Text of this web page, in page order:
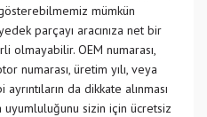
mümkün
parçayı aracınıza net bir
olmayabilir. OEM numarası,
numarası, üretim yılı, veya
da dikkate alınması
uyumluluğunu sizin için ücretsiz